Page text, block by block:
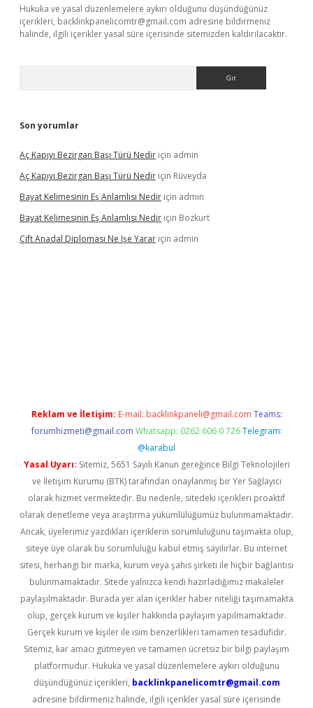
Hukuka ve yasal düzenlemelere aykırı olduğunu düşündüğünüz
içerikleri, backlinkpanelicomtr@gmail.com adresine bildirmeniz
halinde, ilgili içerikler yasal süre içerisinde sitemizden kaldırılacaktır.
Son yorumlar
Aç Kapıyı Bezirgan Başı Türü Nedir için admin
Aç Kapıyı Bezirgan Başı Türü Nedir için Rüveyda
Bayat Kelimesinin Eş Anlamlısı Nedir için admin
Bayat Kelimesinin Eş Anlamlısı Nedir için Bozkurt
Çift Anadal Diploması Ne Işe Yarar için admin
Reklam ve İletişim: E-mail: backlinkpaneli@gmail.com Teams:
forumhizmeti@gmail.com Whatsapp: 0262 606 0 726 Telegram:
@karabul
Yasal Uyarı: Sitemiz, 5651 Sayılı Kanun gereğince Bilgi Teknolojileri
ve İletişim Kurumu (BTK) tarafından onaylanmış bir Yer Sağlayıcı
olarak hizmet vermektedir. Bu nedenle, sitedeki içerikleri proaktif
olarak denetleme veya araştırma yükümlülüğümüz bulunmamaktadır.
Ancak, üyelerimiz yazdıkları içeriklerin sorumluluğunu taşımakta olup,
siteye üye olarak bu sorumluluğu kabul etmiş sayılırlar. Bu internet
sitesi, herhangi bir marka, kurum veya şahıs şirketi ile hiçbir bağlantısı
bulunmamaktadır. Sitede yalnızca kendi hazırladığımız makaleler
paylaşılmaktadır. Burada yer alan içerikler haber niteliği taşımamakta
olup, gerçek kurum ve kişiler hakkında paylaşım yapılmamaktadır.
Gerçek kurum ve kişiler ile isim benzerlikleri tamamen tesadüfidir.
Sitemiz, kar amacı gütmeyen ve tamamen ücretsiz bir bilgi paylaşım
platformudur. Hukuka ve yasal düzenlemelere aykırı olduğunu
düşündüğünüz içerikleri, backlinkpanelicomtr@gmail.com
adresine bildirmeniz halinde, ilgili içerikler yasal süre içerisinde